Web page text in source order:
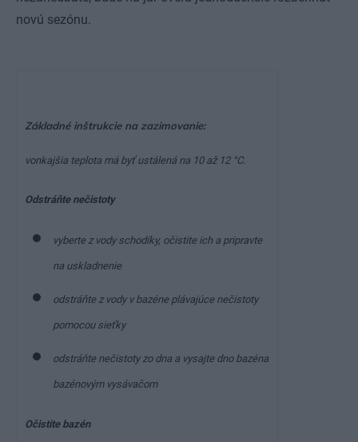
novú sezónu.
Základné inštrukcie na zazimovanie:
vonkajšia teplota má byť ustálená na 10 až 12 °C.
Odstráňte nečistoty
vyberte z vody schodíky, očistite ich a pripravte
na uskladnenie
odstráňte z vody v bazéne plávajúce nečistoty
pomocou sieťky
odstráňte nečistoty zo dna a vysajte dno bazéna
bazénovým vysávačom
Očistite bazén